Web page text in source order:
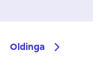
Oldinga